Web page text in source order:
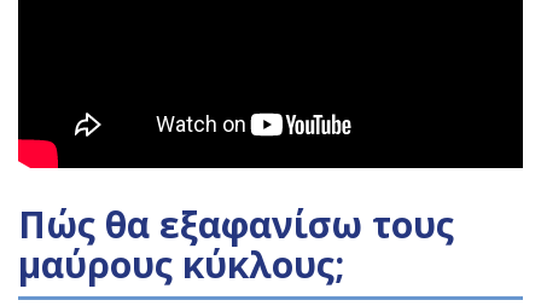
Πώς θα εξαφανίσω τους
μαύρους κύκλους;